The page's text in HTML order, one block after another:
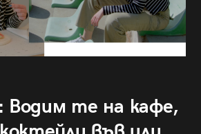
Водим те на кафе,